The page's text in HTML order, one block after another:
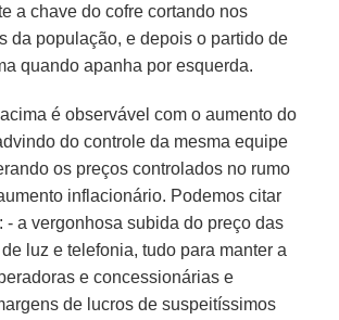
a chave do cofre cortando nos
da população, e depois o partido de
quando apanha por esquerda.
é observável com o aumento do
do controle da mesma equipe
os preços controlados no rumo
inflacionário. Podemos citar
- a vergonhosa subida do preço das
luz e telefonia, tudo para manter a
e concessionárias e
de lucros de suspeitíssimos